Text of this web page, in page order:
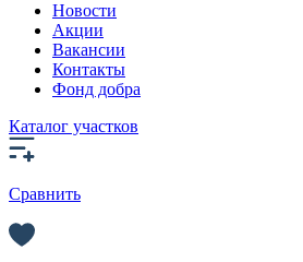
Новости
Акции
Вакансии
Контакты
Фонд добра
Каталог участков
Сравнить